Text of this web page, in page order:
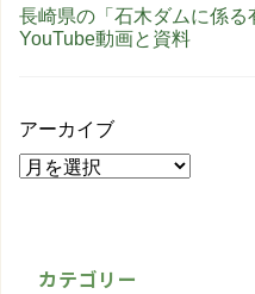
長崎県の「石木ダムに係
YouTube動画と資料
アーカイブ
カテゴリー